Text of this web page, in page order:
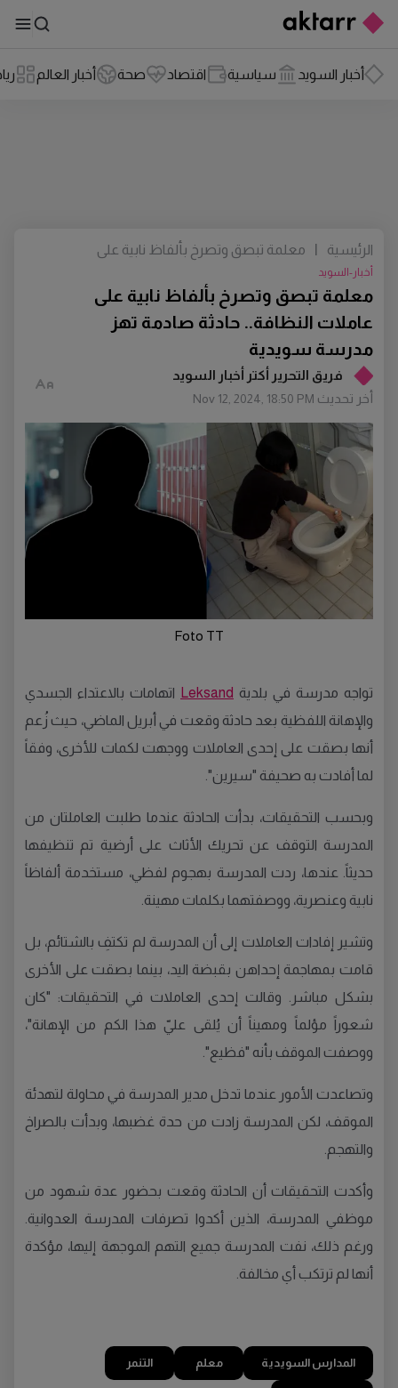
أخبار السويد سياسية اقتصاد صحة أخبار العالم
فريق التحرير أكتر أخبار السويد
أخر تحديث Nov 12, 2024, 18:50 PM
معلمة تبصق وتصرخ بألفاظ نابية على
عاملات النظافة.. حادثة صادمة تهز
مدرسة سويدية
أخبار-السويد
الرئيسية |
معلمة تبصق وتصرخ بألفاظ نابية على
سويدية
Foto TT
تواجه مدرسة في بلدية Leksand اتهامات بالاعتداء الجسدي
والإهانة اللفظية بعد حادثة وقعت في أبريل الماضي، حيث زُعم
أنها بصقت على إحدى العاملات ووجهت لكمات للأخرى، وفقاً
لما أفادت به صحيفة "سيرين".
وبحسب التحقيقات، بدأت الحادثة عندما طلبت العاملتان من
المدرسة التوقف عن تحريك الأثاث على أرضية تم تنظيفها
حديثاً. عندها، ردت المدرسة بهجوم لفظي، مستخدمة ألفاظاً
نابية وعنصرية، ووصفتهما بكلمات مهينة.
وتشير إفادات العاملات إلى أن المدرسة لم تكتفِ بالشتائم، بل
قامت بمهاجمة إحداهن بقبضة اليد، بينما بصقت على الأخرى
بشكل مباشر. وقالت إحدى العاملات في التحقيقات: "كان
شعوراً مؤلماً ومهيناً أن يُلقى عليّ هذا الكم من الإهانة"،
ووصفت الموقف بأنه "فظيع".
وتصاعدت الأمور عندما تدخل مدير المدرسة في محاولة لتهدئة
الموقف، لكن المدرسة زادت من حدة غضبها، وبدأت بالصراخ
والتهجم.
وأكدت التحقيقات أن الحادثة وقعت بحضور عدة شهود من
موظفي المدرسة، الذين أكدوا تصرفات المدرسة العدوانية.
ورغم ذلك، نفت المدرسة جميع التهم الموجهة إليها، مؤكدة
أنها لم ترتكب أي مخالفة.
المدارس السويدية معلم التنمر